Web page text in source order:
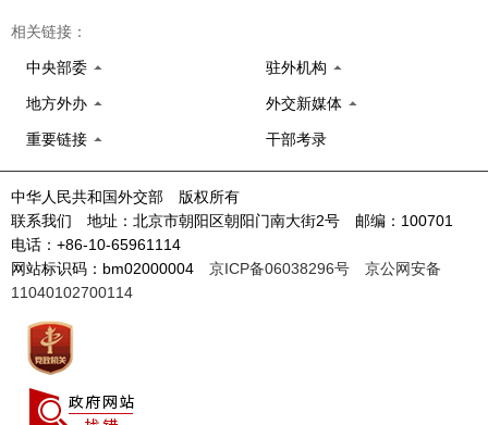
相关链接：
中央部委 驻外机构
地方外办 外交新媒体
重要链接 干部考录
中华人民共和国外交部 版权所有
联系我们 地址：北京市朝阳区朝阳门南大街2号 邮编：100701
电话：+86-10-65961114
网站标识码：bm02000004 京ICP备06038296号
京公网安备
11040102700114